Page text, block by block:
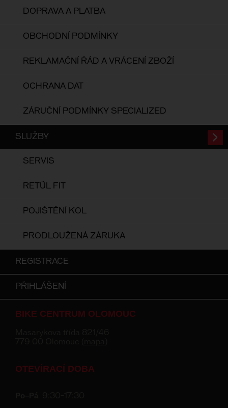
DOPRAVA A PLATBA
OBCHODNÍ PODMÍNKY
REKLAMAČNÍ ŘÁD A VRÁCENÍ ZBOŽÍ
OCHRANA DAT
ZÁRUČNÍ PODMÍNKY SPECIALIZED
SLUŽBY
SERVIS
RETÜL FIT
POJIŠTĚNÍ KOL
PRODLOUŽENÁ ZÁRUKA
REGISTRACE
PŘIHLÁŠENÍ
BIKE CENTRUM OLOMOUC
OTEVÍRACÍ DOBA